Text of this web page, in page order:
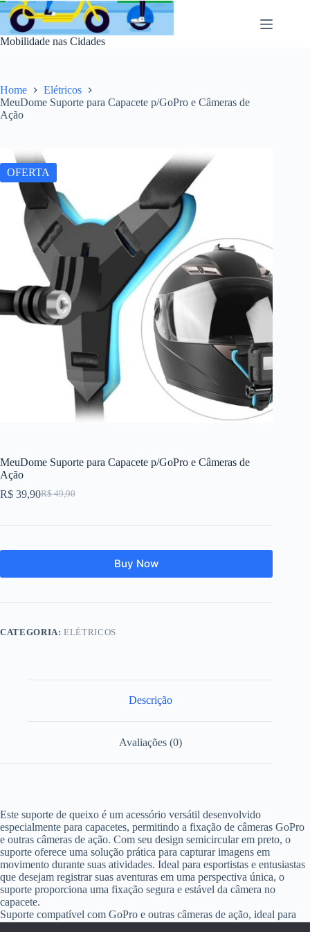
Pular
para
conteúdo
Mobilidade nas Cidades
Home
Elétricos
MeuDome Suporte para Capacete p/GoPro e Câmeras de
Ação
OFERTA
MeuDome Suporte para Capacete p/GoPro e Câmeras de
Ação
R$49,90
O
original
R$ 49,90.
R$ 39,90O
atual
R$ 39,90.
Buy Now
CATEGORIA:ELÉTRICOS
Descrição
Avaliações (0)
Este suporte de queixo é um acessório versátil desenvolvido
especialmente para capacetes, permitindo a fixação de câmeras GoPro
e outras câmeras de ação. Com seu design semicircular em preto, o
suporte oferece uma solução prática para capturar imagens em
movimento durante suas atividades. Ideal para esportistas e entusiastas
que desejam registrar suas aventuras em uma perspectiva única, o
suporte proporciona uma fixação segura e estável da câmera no
capacete.
Suporte compatível com GoPro e outras câmeras de ação, ideal para